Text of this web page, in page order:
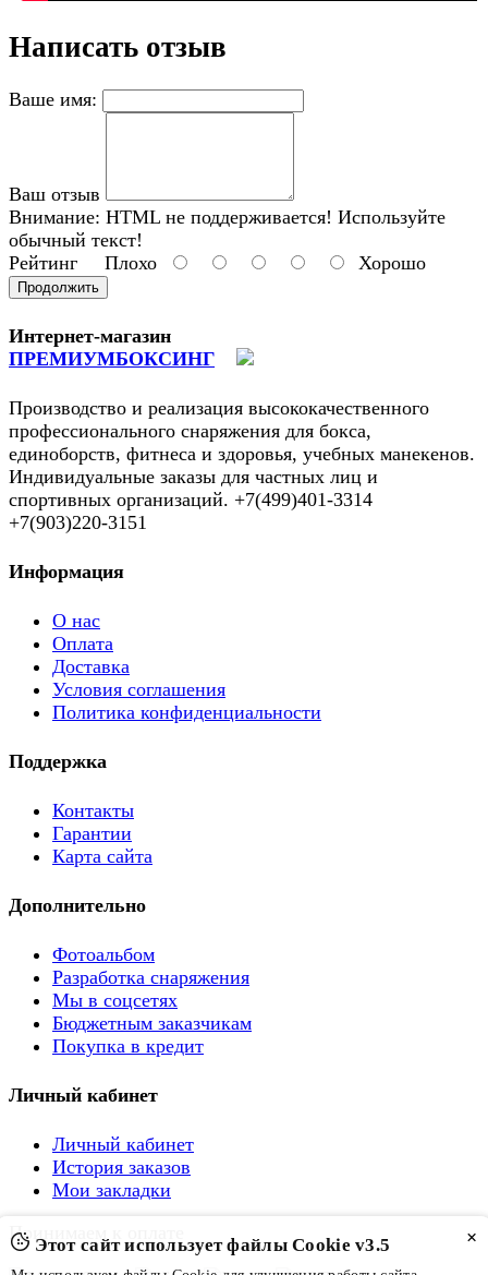
Написать отзыв
Ваше имя:
Ваш отзыв
Внимание: HTML не поддерживается! Используйте
обычный текст!
Рейтинг Плохо Хорошо
Продолжить
Интернет-магазин
ПРЕМИУМБОКСИНГ
Производство и реализация высококачественного
профессионального снаряжения для бокса,
единоборств, фитнеса и здоровья, учебных манекенов.
Индивидуальные заказы для частных лиц и
спортивных организаций. +7(499)401-3314
+7(903)220-3151
Информация
О нас
Оплата
Доставка
Условия соглашения
Политика конфиденциальности
Поддержка
Контакты
Гарантии
Карта сайта
Дополнительно
Фотоальбом
Разработка снаряжения
Мы в соцсетях
Бюджетным заказчикам
Покупка в кредит
Личный кабинет
Личный кабинет
История заказов
Мои закладки
Принимаем к оплате
×
Этот сайт использует файлы Cookie v3.5